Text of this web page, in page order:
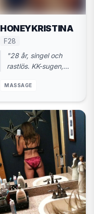
HONEYKRISTINA
F28
"28 år, singel och
rastlös. KK-sugen,
Helsingborg."
MASSAGE